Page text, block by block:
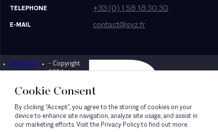
TELEPHONE +33 (0) 1 58 18 30 30
E-MAIL contact@svz.fr
Mentions
légales
- Copyright
2024
Designed by Bonhomme
Cookie Consent
By clicking “Accept”, you agree to the storing of cookies on your
device to enhance site navigation, analyze site usage, and assist in
our marketing efforts. Visit the Privacy Policy to find out more.